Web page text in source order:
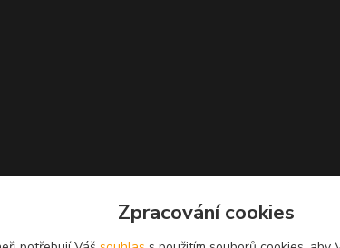
Zpracování cookies